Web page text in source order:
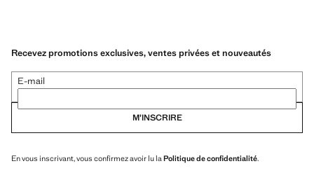
Recevez promotions exclusives, ventes privées et nouveautés
E-mail
M’INSCRIRE
En vous inscrivant, vous confirmez avoir lu la Politique de confidentialité.